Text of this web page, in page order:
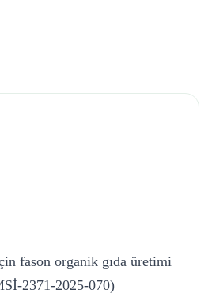
fason organik gıda üretimi
2371-2025-070)